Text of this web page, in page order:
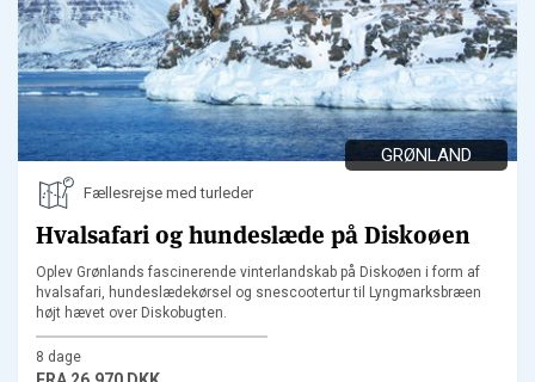
GRØNLAND
Fællesrejse med turleder
Hvalsafari og hundeslæde på Diskoøen
Oplev Grønlands fascinerende vinterlandskab på Diskoøen i form af
hvalsafari, hundeslædekørsel og snescootertur til Lyngmarksbræen
højt hævet over Diskobugten.
8 dage